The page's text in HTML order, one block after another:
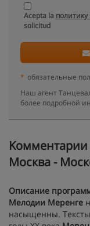
Acepta la
solicitud
* обязательные
Наш агент
более подробной
Москва -
Описание
Мелодии Меренге
насыщенны.